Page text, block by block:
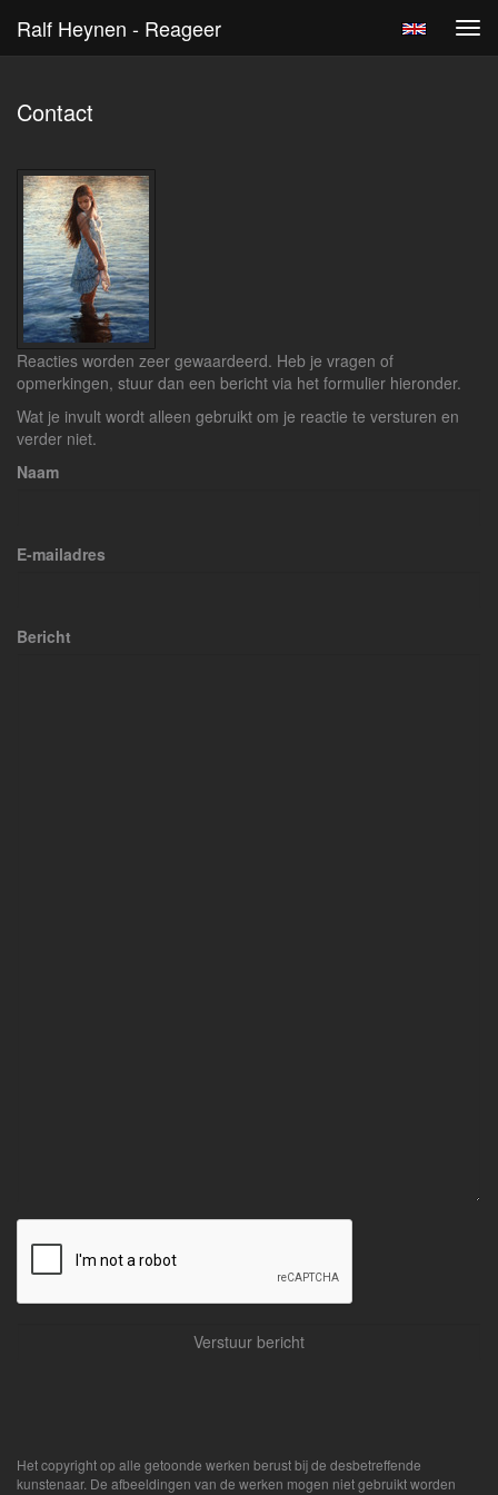
Ralf Heynen - Reageer
Contact
Reacties worden zeer gewaardeerd. Heb je vragen of
opmerkingen, stuur dan een bericht via het formulier hieronder.
Wat je invult wordt alleen gebruikt om je reactie te versturen en
verder niet.
Naam
E-mailadres
Bericht
Het copyright op alle getoonde werken berust bij de desbetreffende
kunstenaar. De afbeeldingen van de werken mogen niet gebruikt worden